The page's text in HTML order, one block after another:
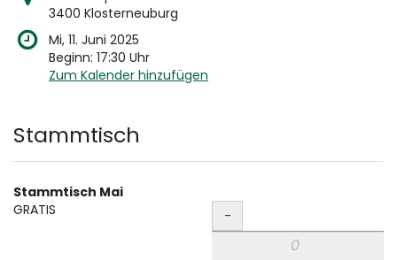
3400 Klosterneuburg
Mi, 11. Juni 2025
Beginn: 17:30 Uhr
Zum Kalender hinzufügen
Produkte
Stammtisch
Stammtisch Mai
GRATIS
Menge
-